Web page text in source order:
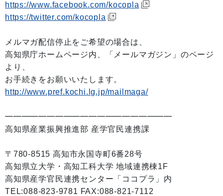
https://www.facebook.com/kocopla
https://twitter.com/kocopla
メルマガ配信停止をご希望の場合は、
高知県庁ホームページ内、「メールマガジン」のページ
より、
お手続きをお願いいたします。
http://www.pref.kochi.lg.jp/mailmaga/
━━━━━━━━━━━━━━━━━━━━
高知県産業振興推進部 産学官民連携課
〒780-8515 高知市永国寺町6番28号
高知県立大学・高知工科大学 地域連携棟1F
高知県産学官民連携センター「ココプラ」内
TEL:088-823-9781 FAX:088-821-7112